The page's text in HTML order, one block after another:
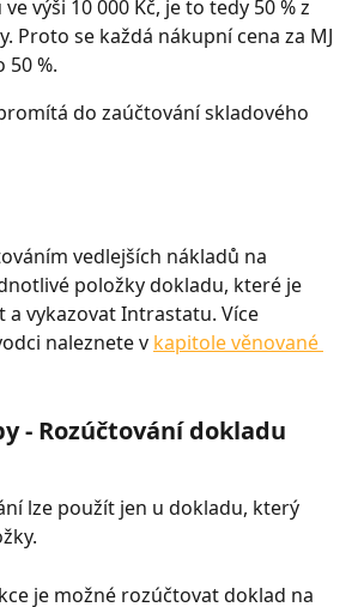
výši 10 000 Kč, je to tedy 50 % z
Proto se každá nákupní cena za MJ
50 %.
do zaúčtování skladového
vedlejších nákladů na
položky dokladu, které je
a vykazovat Intrastatu. Více
naleznete v kapitole věnované
- Rozúčtování dokladu
lze použít jen u dokladu, který
je možné rozúčtovat doklad na